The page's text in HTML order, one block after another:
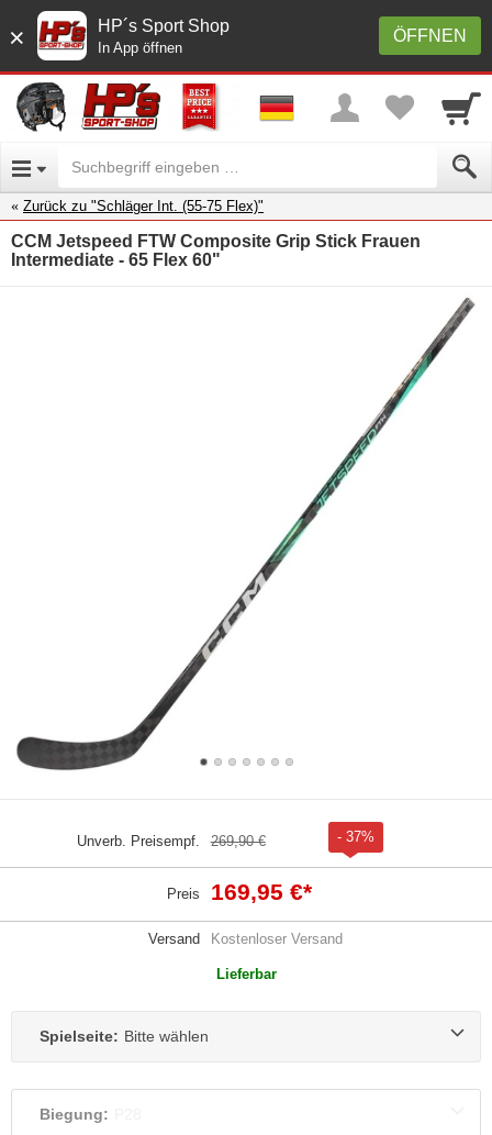
× ÖFFNEN
HP´s Sport Shop
In App öffnen
Zurück zu "Schläger Int. (55-75 Flex)"
CCM Jetspeed FTW Composite Grip Stick Frauen
Intermediate - 65 Flex 60"
Unverb. Preisempf. 269,90 € - 37%
Preis 169,95 €*
Versand Kostenloser Versand
Lieferbar
Spielseite: Bitte wählen
Biegung: